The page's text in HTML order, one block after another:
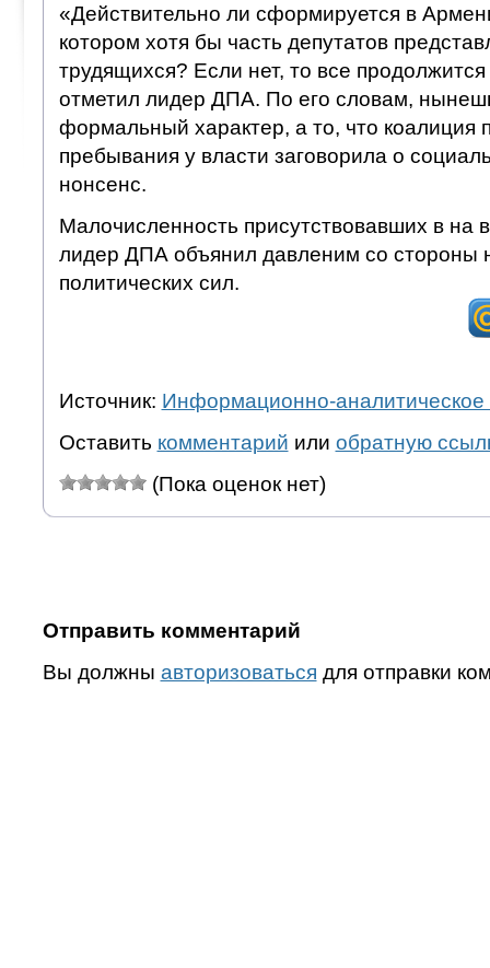
«Действительно ли сформируется в
котором хотя бы часть депутатов
трудящихся? Если нет, то все
отметил лидер ДПА. По его словам,
формальный характер, а то, что коалиция
пребывания у власти заговорила о
нонсенс.
Малочисленность присутствовавших в на
лидер ДПА объянил давленим со стороны
политических сил.
Источник: Информационно-аналитическое
Оставить комментарий или обратную
(Пока оценок нет)
Отправить комментарий
Вы должны авторизоваться для отправки